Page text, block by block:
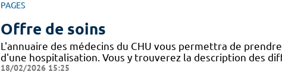
PAGES
Offre de soins
L'annuaire des médecins du CHU vous permettra de
d'une hospitalisation. Vous y trouverez la description des
18/02/2026 15:25